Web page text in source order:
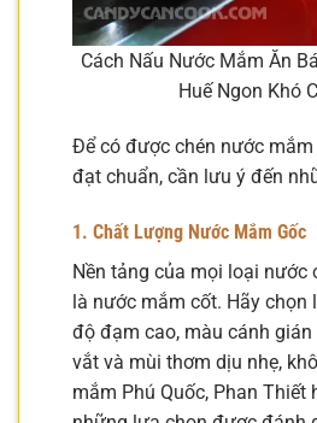
Cách Nấu Nước Mắm Ăn
Huế Ngon Khó
Để có được chén nước
đạt chuẩn, cần lưu ý đến
1. Chất Lượng Nước Mắm Gốc
Nền tảng của mọi loại nước
là nước mắm cốt. Hãy chọn
độ đạm cao, màu cánh gián
vắt và mùi thơm dịu nhẹ,
mắm Phú Quốc, Phan Thiết